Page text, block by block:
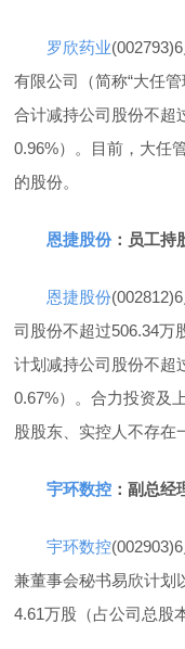
罗欣药业
有限公司（简称“大任
合计减持公司股份不超
0.96%）。目前，大任
的股份。
恩捷股份：员工持
恩捷股份
司股份不超过506.34万
计划减持公司股份不超
0.67%）。合力投资及
股股东、实控人不存在
宇环数控 ：副总
宇环数控
兼董事会秘书易欣计划
4.61万股（占公司总股